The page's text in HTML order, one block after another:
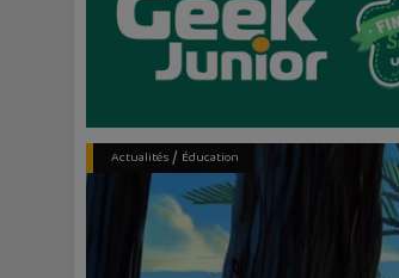
Actualités/ Éducation